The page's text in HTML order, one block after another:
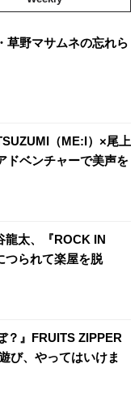
野マサムネの忘れら
（ME:I）×尾上
ドベンチャーで美声を
龍太、『ROCK IN
つられて楽屋を脱
？』FRUITS ZIPPER
び、やってはいけま